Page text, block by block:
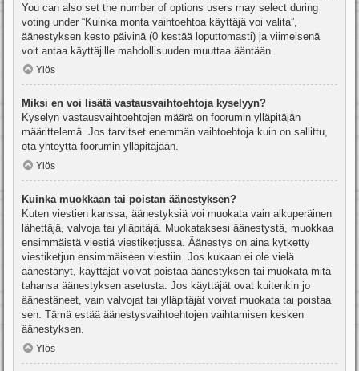
You can also set the number of options users may select during
voting under “Kuinka monta vaihtoehtoa käyttäjä voi valita”,
äänestyksen kesto päivinä (0 kestää loputtomasti) ja viimeisenä
voit antaa käyttäjille mahdollisuuden muuttaa ääntään.
Ylös
Miksi en voi lisätä vastausvaihtoehtoja kyselyyn?
Kyselyn vastausvaihtoehtojen määrä on foorumin ylläpitäjän
määrittelemä. Jos tarvitset enemmän vaihtoehtoja kuin on sallittu,
ota yhteyttä foorumin ylläpitäjään.
Ylös
Kuinka muokkaan tai poistan äänestyksen?
Kuten viestien kanssa, äänestyksiä voi muokata vain alkuperäinen
lähettäjä, valvoja tai ylläpitäjä. Muokataksesi äänestystä, muokkaa
ensimmäistä viestiä viestiketjussa. Äänestys on aina kytketty
viestiketjun ensimmäiseen viestiin. Jos kukaan ei ole vielä
äänestänyt, käyttäjät voivat poistaa äänestyksen tai muokata mitä
tahansa äänestyksen asetusta. Jos käyttäjät ovat kuitenkin jo
äänestäneet, vain valvojat tai ylläpitäjät voivat muokata tai poistaa
sen. Tämä estää äänestysvaihtoehtojen vaihtamisen kesken
äänestyksen.
Ylös